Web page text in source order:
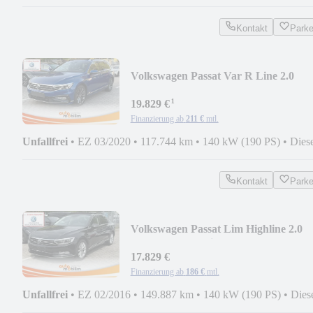
Kontakt
Volkswagen Passat Var R Line 2.0
19.829 €¹
Finanzierung ab 211 € mtl.
Unfallfrei • EZ 03/2020 • 117.744 km • 140 kW (190 PS) •
Kontakt
Volkswagen Passat Lim Highline 2.0
17.829 €
Finanzierung ab 186 € mtl.
Unfallfrei • EZ 02/2016 • 149.887 km • 140 kW (190 PS) •